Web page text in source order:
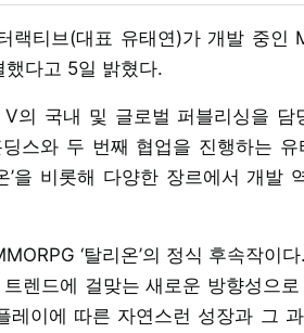
랙티브(대표 유태연)가 개발 중인
했다고 5일 밝혔다.
의 국내 및 글로벌 퍼블리싱을 담
스와 두 번째 협업을 진행하는 유
을 비롯해 다양한 장르에서 개발
‘탈리온’의 정식 후속작이
렌드에 걸맞는 새로운 방향성으
이에 따른 자연스런 성장과 그